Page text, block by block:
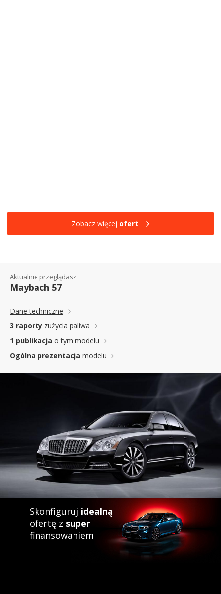
Zobacz więcej ofert
Aktualnie przeglądasz
Maybach 57
Dane techniczne
3 raporty zużycia paliwa
1 publikacja o tym modelu
Ogólna prezentacja modelu
Skonfiguruj idealną
ofertę z super
finansowaniem